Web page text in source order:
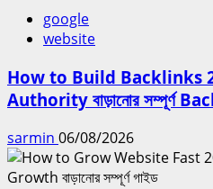
google
website
How to Build Backlinks
Authority বাড়ানোর সম্পূর্ণ
sarmin 06/08/2026